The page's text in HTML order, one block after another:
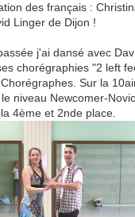
des français :
Linger de Dijon !
j'ai dansé avec
chorégraphies "2 left
Sur la
niveau Newcomer-
4ème et 2nde place.